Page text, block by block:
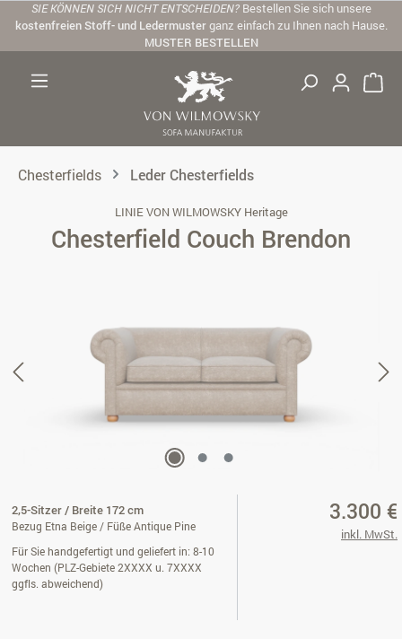
Zum Hauptinhalt springen
SIE KÖNNEN SICH NICHT ENTSCHEIDEN? Bestellen Sie sich unsere
kostenfreien Stoff- und Ledermusterganz einfach zu Ihnen nach Hause.
MUSTER BESTELLEN
Chesterfields Leder Chesterfields
LINIE VON WILMOWSKY Heritage
Chesterfield Couch Brendon
2,5-Sitzer / Breite 172 cm
Bezug Etna Beige / Füße Antique Pine
Für Sie handgefertigt und geliefert in: 8-10
Wochen (PLZ-Gebiete 2XXXX u. 7XXXX
ggfls. abweichend)
3.300 €
inkl. MwSt.